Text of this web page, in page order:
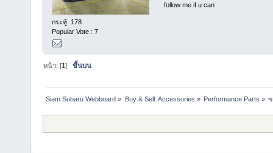
กระทู้: 178
Popular Vote : 7
follow me if u can
หน้า: [1]ขึ้นบน
Siam Subaru Webboard » Buy & Sell: Accessories » Performance Parts » ข